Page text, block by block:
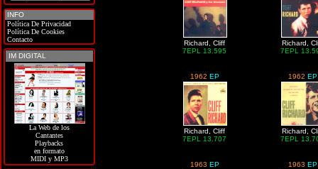
INFO
Política De Privacidad
Política De Cookies
Contacto
IM DIGITAL
La Web de los
Cantantes
Playbacks
en formato
MIDI y MP3
Richard, Cliff
7EPL 13.595
Richard,
7EPL
1962 EP
Richard, Cliff
7EPL 13.707
1962 EP
Richard,
7EPL
1963 EP 1963 EP